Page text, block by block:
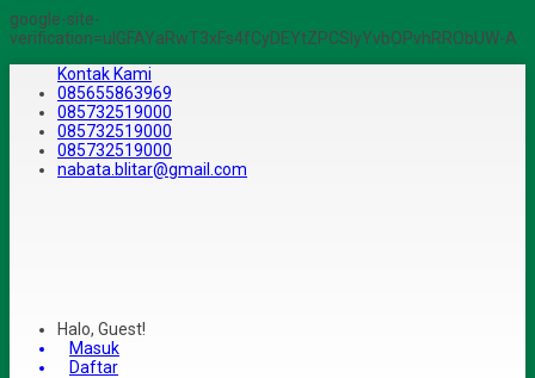
google-site-
verification=ulGFAYaRwT3xFs4fCyDEYtZPCSlyYvbOPvhRRObUW-A
Kontak Kami
085655863969
085732519000
085732519000
085732519000
nabata.blitar@gmail.com
Halo, Guest!
Masuk
Daftar